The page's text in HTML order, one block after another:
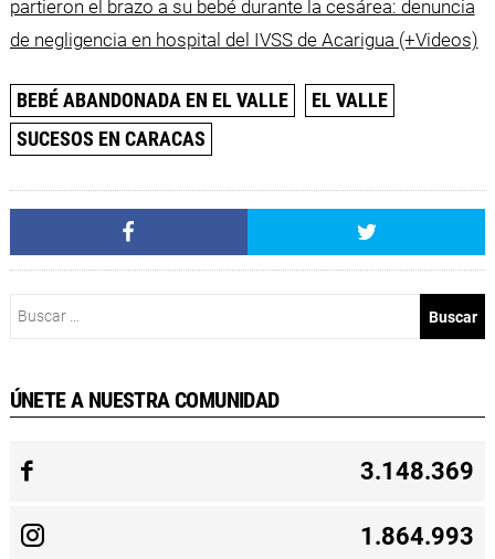
partieron el brazo a su bebé durante la cesárea: denuncia
de negligencia en hospital del IVSS de Acarigua (+Videos)
BEBÉ ABANDONADA EN EL VALLE
EL VALLE
SUCESOS EN CARACAS
ÚNETE A NUESTRA COMUNIDAD
3.148.369
1.864.993